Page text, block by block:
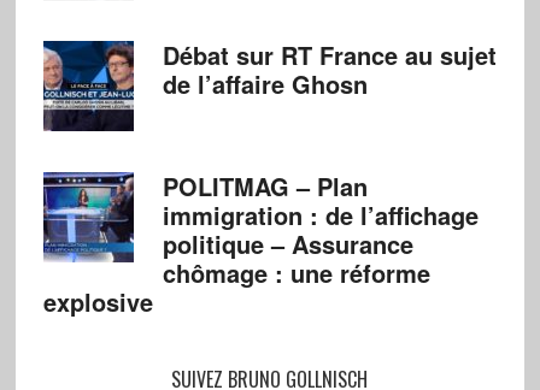
Débat sur RT France au sujet
de l’affaire Ghosn
POLITMAG – Plan
immigration : de l’affichage
politique – Assurance
chômage : une réforme
explosive
SUIVEZ BRUNO GOLLNISCH